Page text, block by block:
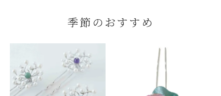
季節のおすすめ